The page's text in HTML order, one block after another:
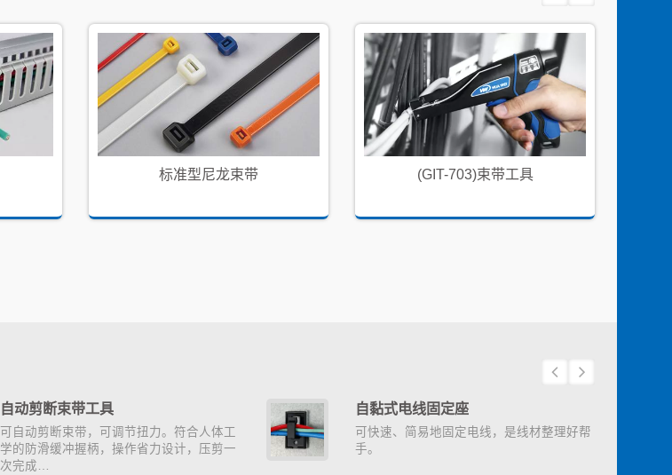
标准型尼龙束带 (GIT-703)束带工具
自动剪断束带工具
可自动剪断束带，可调节扭力。符合人体工
学的防滑缓冲握柄，操作省力设计，压剪一
次完成…
自黏式电线固定座
可快速、简易地固定电线，是线材整理好帮
手。